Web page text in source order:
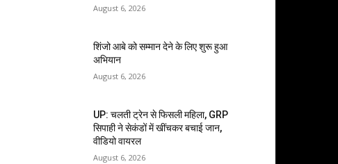
August 6, 2026
शिंजो आबे को सम्मान देने के लिए शुरू हुआ
अभियान
August 6, 2026
UP: चलती ट्रेन से फिसली महिला, GRP
सिपाही ने सेकंडों में खींचकर बचाई जान,
वीडियो वायरल
August 6, 2026